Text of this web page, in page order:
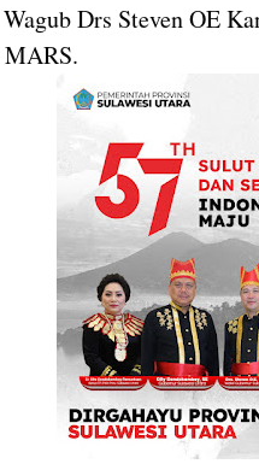
Drs Steven OE
MARS.